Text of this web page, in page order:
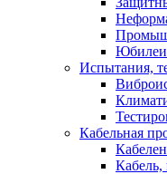
Юбилеи
Испытания,
Кабельная
Кабель,